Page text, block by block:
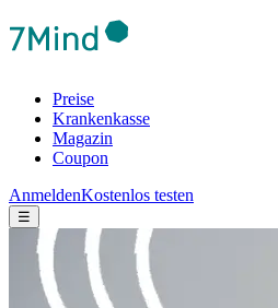
Preise
Krankenkasse
Magazin
Coupon
AnmeldenKostenlos testen
☰